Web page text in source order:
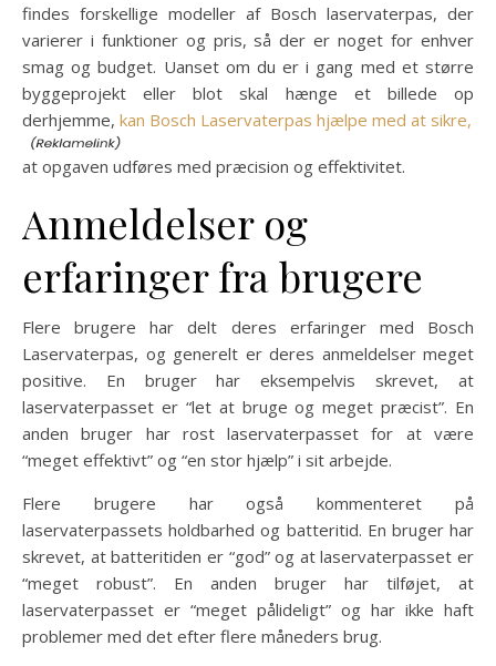
findes forskellige modeller af Bosch laservaterpas, der
varierer i funktioner og pris, så der er noget for enhver
smag og budget. Uanset om du er i gang med et større
byggeprojekt eller blot skal hænge et billede op
derhjemme, kan Bosch Laservaterpas hjælpe med at sikre,
at opgaven udføres med præcision og effektivitet.
Anmeldelser og
erfaringer fra brugere
Flere brugere har delt deres erfaringer med Bosch
Laservaterpas, og generelt er deres anmeldelser meget
positive. En bruger har eksempelvis skrevet, at
laservaterpasset er “let at bruge og meget præcist”. En
anden bruger har rost laservaterpasset for at være
“meget effektivt” og “en stor hjælp” i sit arbejde.
Flere brugere har også kommenteret på
laservaterpassets holdbarhed og batteritid. En bruger har
skrevet, at batteritiden er “god” og at laservaterpasset er
“meget robust”. En anden bruger har tilføjet, at
laservaterpasset er “meget pålideligt” og har ikke haft
problemer med det efter flere måneders brug.